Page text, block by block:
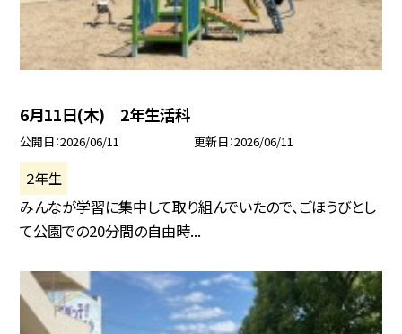
6月11日(木) 2年生活科
公開日 2026/06/11 更新日 2026/06/11
２年生
みんなが学習に集中して取り組んでいたので、ごほうびとし
て公園での20分間の自由時...